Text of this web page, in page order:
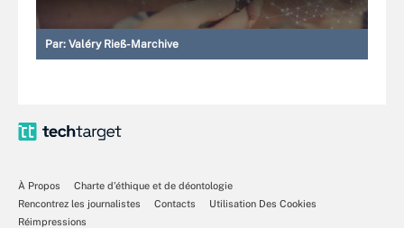
Par: Valéry Rieß-Marchive
À Propos
Charte d’éthique et de déontologie
Rencontrez les journalistes
Contacts
Utilisation Des Cookies
Réimpressions